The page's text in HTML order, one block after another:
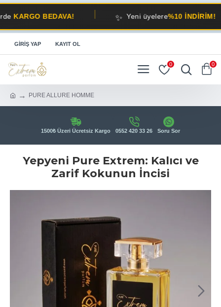
BEDAVA! Yeni üyelere%10 İNDİRİM!
GIRIŞ YAP KAYIT OL
0 0
PURE ALLURE HOMME
1500₺ Üzeri Ücretsiz Kargo 0552 420 33 26 Soru Sor
Yepyeni Pure Extrem: Kalıcı ve
Zarif Kokunun İncisi